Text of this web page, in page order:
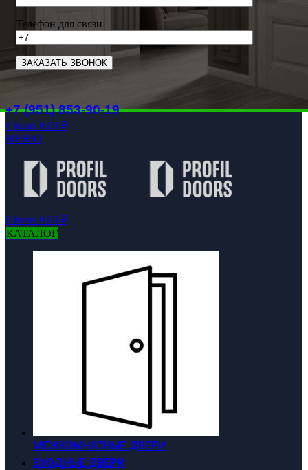
Телефон для связи
+7 (951) 853-90-19
0 items 0.00 ₽
МЕНЮ
0 items 0.00 ₽
КАТАЛОГ
МЕЖКОМНАТНЫЕ ДВЕРИ
ВХОДНЫЕ ДВЕРИ